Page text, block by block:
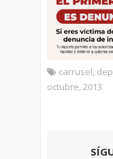
carrusel
octubre, 2013